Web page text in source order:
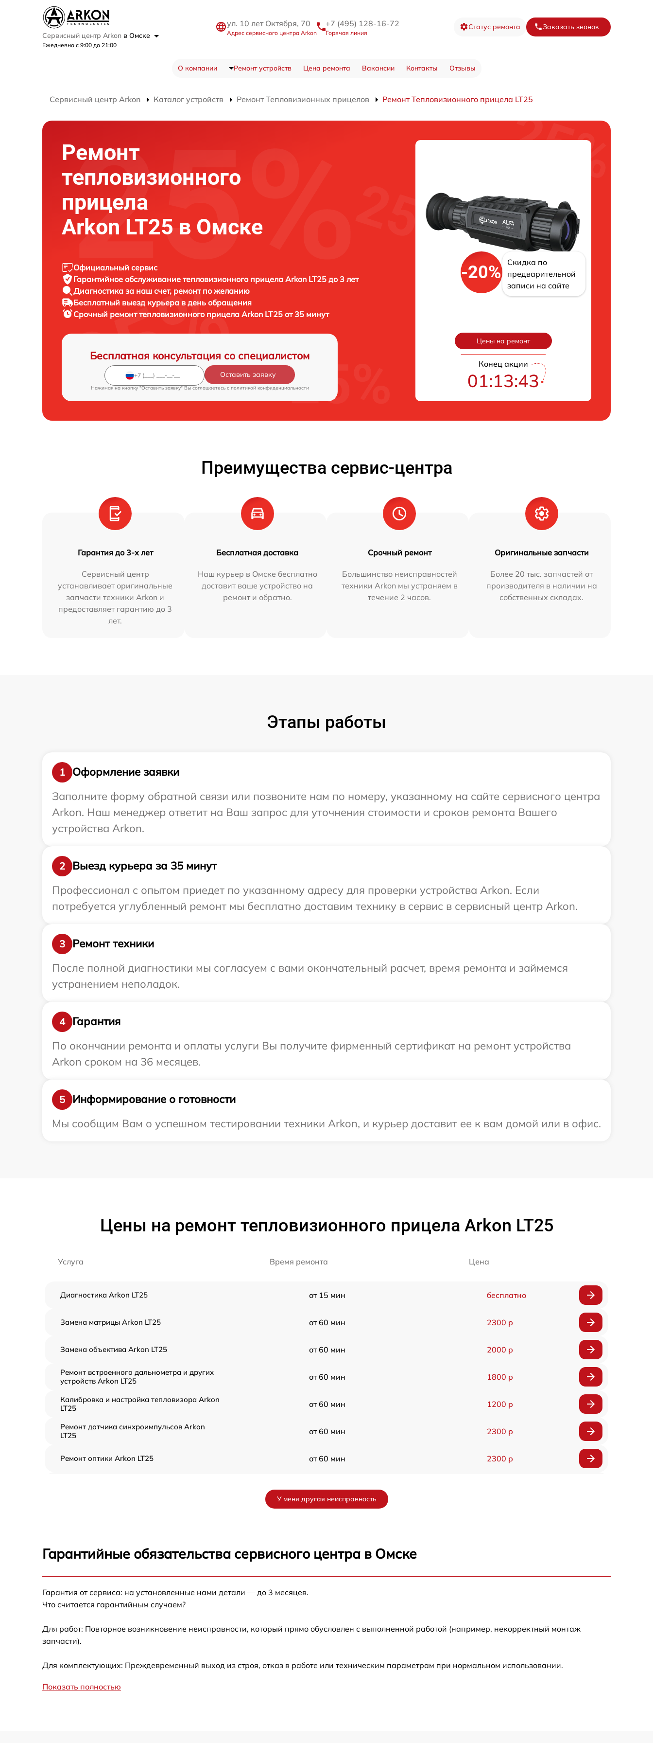
Сервисный центр Arkon в Омске
Ежедневно с 9:00 до 21:00
ул. 10 лет Октября, 70
Адрес сервисного центра Arkon
+7 (495) 128-16-72
Горячая линия
Статус ремонта Заказать звонок
О компании Ремонт устройств Цена ремонта Вакансии Контакты Отзывы
Сервисный центр Arkon Каталог устройств Ремонт Тепловизионных прицелов Ремонт Тепловизионного прицела LT25
Ремонт
тепловизионного
прицела
Arkon LT25 в Омске
Официальный сервис
Гарантийное обслуживание тепловизионного прицела Arkon LT25 до 3 лет
Диагностика за наш счет, ремонт по желанию
Бесплатный выезд курьера в день обращения
Срочный ремонттепловизионного прицела Arkon LT25 от 35 минут
Бесплатная консультация со специалистом
Оставить заявку
Нажимая на кнопку "Оставить заявку" Вы соглашаетесь c политикой конфиденциальности
-20%
Скидка по
предварительной
записи на сайте
Цены на ремонт
Конец акции
01:13:42
Преимущества сервис-центра
Гарантия до 3-х лет
Сервисный центр
устанавливает оригинальные
запчасти техники Arkon и
предоставляет гарантию до 3
лет.
Бесплатная доставка
Наш курьер в Омске бесплатно
доставит ваше устройство на
ремонт и обратно.
Срочный ремонт
Большинство неисправностей
техники Arkon мы устраняем в
течение 2 часов.
Оригинальные запчасти
Более 20 тыс. запчастей от
производителя в наличии на
собственных складах.
Этапы работы
1
Оформление заявки
Заполните форму обратной связи или позвоните нам по номеру, указанному на сайте сервисного центра
Arkon. Наш менеджер ответит на Ваш запрос для уточнения стоимости и сроков ремонта Вашего
устройства Arkon.
2
Выезд курьера за 35 минут
Профессионал с опытом приедет по указанному адресу для проверки устройства Arkon. Если
потребуется углубленный ремонт мы бесплатно доставим технику в сервис в сервисный центр Arkon.
3
Ремонт техники
После полной диагностики мы согласуем с вами окончательный расчет, время ремонта и займемся
устранением неполадок.
4
Гарантия
По окончании ремонта и оплаты услуги Вы получите фирменный сертификат на ремонт устройства
Arkon сроком на 36 месяцев.
5
Информирование о готовности
Мы сообщим Вам о успешном тестировании техники Arkon, и курьер доставит ее к вам домой или в офис.
Цены на ремонт тепловизионного прицела Arkon LT25
Услуга Время ремонта Цена
Диагностика Arkon LT25 от 15 мин бесплатно
Замена матрицы Arkon LT25 от 60 мин 2300 р
Замена объектива Arkon LT25 от 60 мин 2000 р
Ремонт встроенного дальнометра и других
устройств Arkon LT25
от 60 мин 1800 р
Калибровка и настройка тепловизора Arkon
LT25
от 60 мин 1200 р
Ремонт датчика синхроимпульсов Arkon
LT25
от 60 мин 2300 р
Ремонт оптики Arkon LT25 от 60 мин 2300 р
Замена микросхемы усилителя Arkon LT25
Восстановление после попадания влаги
У меня другая неисправность
Гарантийные обязательства сервисного центра в Омске
Гарантия от сервиса: на установленные нами детали — до 3 месяцев.
Что считается гарантийным случаем?
Для работ: Повторное возникновение неисправности, который прямо обусловлен с выполненной работой (например, некорректный монтаж
запчасти).
Для комплектующих: Преждевременный выход из строя, отказ в работе или техническим параметрам при нормальном использовании.
Показать полностью